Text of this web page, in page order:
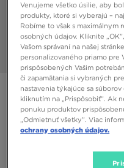
ONLY AT JD
FILA VALADO ADV 2
Venujeme všetko úsilie, aby
produkty, ktoré si vyberajú –
Robíme to však s maximálnym
osobných údajov. Kliknite
Vašom správaní na našej
personalizovaného priamo pre
prispôsobených Vašim
či zapamätania si vybraných
nastavenia týkajúce sa
kliknutím na „Prispôsobiť”. Ak
ponuku produktov
„Odmietnuť všetky”. Viac
ochrany osobných údajov.